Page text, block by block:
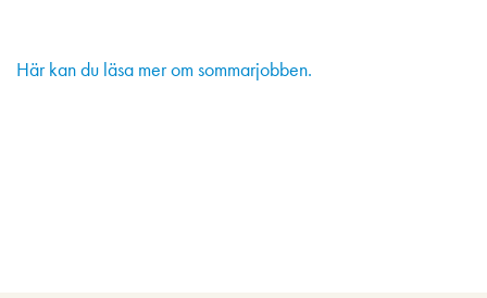
Här kan du läsa mer om sommarjobben.